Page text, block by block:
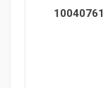
10040761